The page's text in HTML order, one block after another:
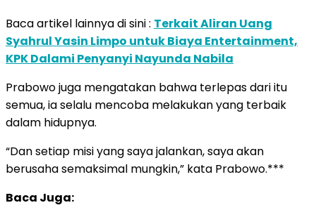
Baca artikel lainnya di sini : Terkait Aliran Uang
Syahrul Yasin Limpo untuk Biaya Entertainment,
KPK Dalami Penyanyi Nayunda Nabila
Prabowo juga mengatakan bahwa terlepas dari itu
semua, ia selalu mencoba melakukan yang terbaik
dalam hidupnya.
“Dan setiap misi yang saya jalankan, saya akan
berusaha semaksimal mungkin,” kata Prabowo.***
Baca Juga: